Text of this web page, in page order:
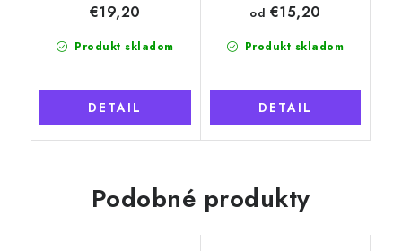
Produkt skladom
€19,20
DETAIL
Produkt skladom
od €15,20
DETAIL
Podobné produkty